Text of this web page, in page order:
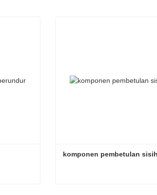
komponen pembetulan